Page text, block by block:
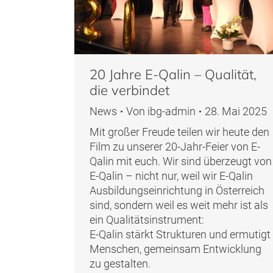
20 Jahre E-Qalin – Qualität,
die verbindet
News Von ibg-admin
28. Mai 2025
Mit großer Freude teilen wir heute den
Film zu unserer 20-Jahr-Feier von E-
Qalin mit euch. Wir sind überzeugt von
E-Qalin – nicht nur, weil wir E-Qalin
Ausbildungseinrichtung in Österreich
sind, sondern weil es weit mehr ist als
ein Qualitätsinstrument:
E-Qalin stärkt Strukturen und ermutigt
Menschen, gemeinsam Entwicklung
zu gestalten.